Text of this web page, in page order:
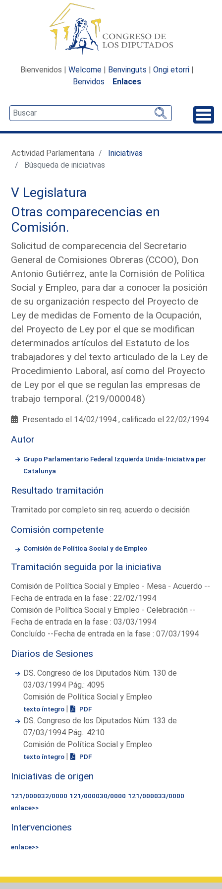
Bienvenidos | Welcome | Benvinguts | Ongi etorri |
Benvidos
Enlaces
Actividad Parlamentaria
Iniciativas
Búsqueda de iniciativas
V Legislatura
Otras comparecencias en
Comisión.
Solicitud de comparecencia del Secretario
General de Comisiones Obreras (CCOO), Don
Antonio Gutiérrez, ante la Comisión de Política
Social y Empleo, para dar a conocer la posición
de su organización respecto del Proyecto de
Ley de medidas de Fomento de la Ocupación,
del Proyecto de Ley por el que se modifican
determinados artículos del Estatuto de los
trabajadores y del texto articulado de la Ley de
Procedimiento Laboral, así como del Proyecto
de Ley por el que se regulan las empresas de
trabajo temporal. (219/000048)
Presentado el 14/02/1994 , calificado el 22/02/1994
Autor
Grupo Parlamentario Federal Izquierda Unida-Iniciativa per
Catalunya
Resultado tramitación
Tramitado por completo sin req. acuerdo o decisión
Comisión competente
Comisión de Política Social y de Empleo
Tramitación seguida por la iniciativa
Comisión de Política Social y Empleo - Mesa - Acuerdo --
Fecha de entrada en la fase : 22/02/1994
Comisión de Política Social y Empleo - Celebración --
Fecha de entrada en la fase : 03/03/1994
Concluído --Fecha de entrada en la fase : 07/03/1994
Diarios de Sesiones
DS. Congreso de los Diputados Núm. 130 de
03/03/1994 Pág.: 4095
Comisión de Política Social y Empleo
texto íntegro | PDF
DS. Congreso de los Diputados Núm. 133 de
07/03/1994 Pág.: 4210
Comisión de Política Social y Empleo
texto íntegro | PDF
Iniciativas de origen
121/000032/0000 121/000030/0000 121/000033/0000
enlace>>
Intervenciones
enlace>>